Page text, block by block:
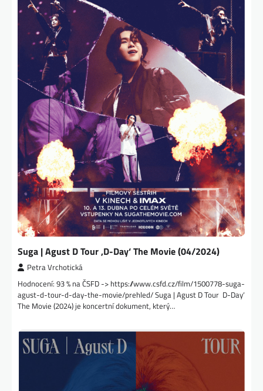
Suga | Agust D Tour ‚D-Day‘ The Movie (04/2024)
Petra Vrchotická
Hodnocení: 93 % na ČSFD -> https://www.csfd.cz/film/1500778-suga-
agust-d-tour-d-day-the-movie/prehled/ Suga | Agust D Tour ‚D-Day‘
The Movie (2024) je koncertní dokument, který…